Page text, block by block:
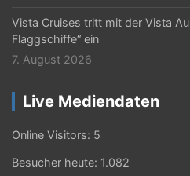
Vista Cruises tritt mit der Vista
Flaggschiffe“ ein
7. August 2026
Live Mediendaten
Online Visitors: 5
Besucher heute: 1.082